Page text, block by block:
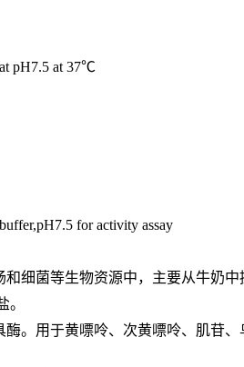
pH7.5 at 37℃
for activity assay
细菌等生物资源中，主要从牛奶
。
。用于黄嘌呤、次黄嘌呤、肌苷